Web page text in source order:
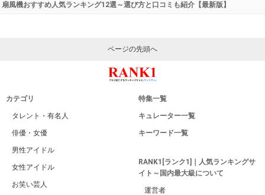
扇風機おすすめ人気ランキング12選～選び方と口コミも紹介【最新版】
ページの先頭へ
カテゴリ
タレント・有名人
俳優・女優
男性アイドル
女性アイドル
お笑い芸人
特集一覧
キュレーター一覧
キーワード一覧
RANK1[ランク1]｜人気ランキングサ
イト～国内最大級について
運営者